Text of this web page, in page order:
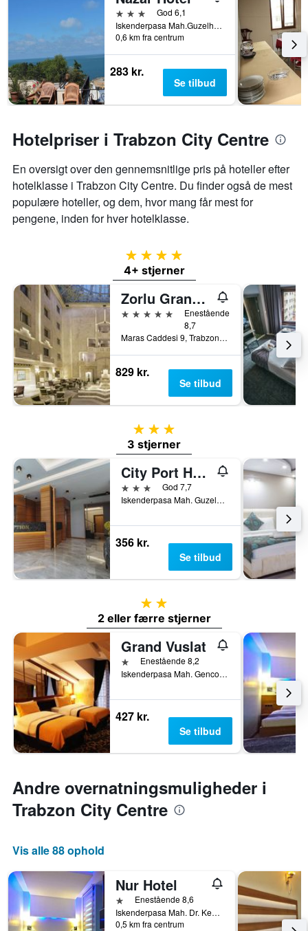
3 stjernerGod 6,1
Iskenderpasa Mah.Guzelhisar Cad. No 5, Trabzon, Tyrkiet
0,6 km fra centrum
283 kr.
Se tilbud
Hotelpriser i Trabzon City Centre
En oversigt over den gennemsnitlige pris på hoteller efter
hotelklasse i Trabzon City Centre. Du finder også de mest
populære hoteller, og dem, hvor mang får mest for
pengene, inden for hver hotelklasse.
4 stjerner
4+ stjerner
Zorlu Grand Hotel Trabzon
5 stjerner
Enestående
8,7
Maras Caddesi 9, Trabzon, Tyrkiet
829 kr.
Se tilbud
3 stjerner
3 stjerner
City Port Hotel
3 stjernerGod 7,7
Iskenderpasa Mah. Guzelhisar Cad.No:12, Trabzon, Tyrkiet
356 kr.
Se tilbud
2 stjerner
2 eller færre stjerner
Grand Vuslat
1 stjerneEnestående 8,2
Iskenderpasa Mah. Gencoglu Sok. No:5, Trabzon, Tyrkiet
427 kr.
Se tilbud
Andre overnatningsmuligheder i
Trabzon City Centre
Vis alle 88 ophold
Nur Hotel
1 stjerneEnestående 8,6
Iskenderpasa Mah. Dr. Kemal Dursun, Sok. no:15, Trabzon, Tyrkiet
0,5 km fra centrum